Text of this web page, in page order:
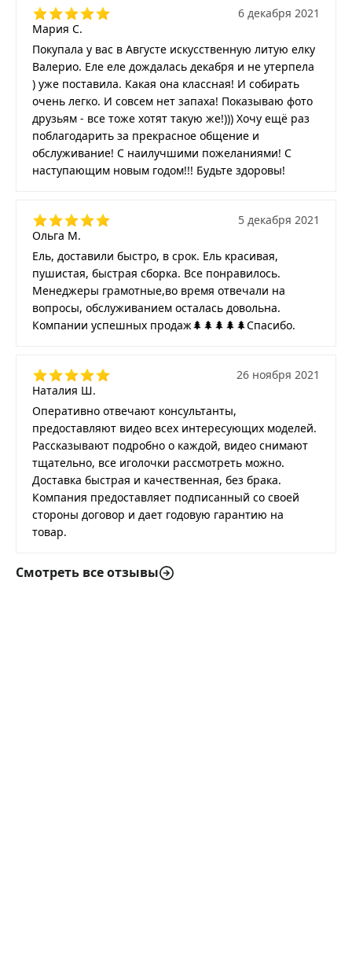
Мария С.
6 декабря 2021
Покупала у вас в Августе искусственную литую елку
Валерио. Еле еле дождалась декабря и не утерпела
) уже поставила. Какая она классная! И собирать
очень легко. И совсем нет запаха! Показываю фото
друзьям - все тоже хотят такую же!))) Хочу ещё раз
поблагодарить за прекрасное общение и
обслуживание! С наилучшими пожеланиями! С
наступающим новым годом!!! Будьте здоровы!
Ольга М.
5 декабря 2021
Ель, доставили быстро, в срок. Ель красивая,
пушистая, быстрая сборка. Все понравилось.
Менеджеры грамотные,во время отвечали на
вопросы, обслуживанием осталась довольна.
Компании успешных продаж🌲🌲🌲🌲🌲Спасибо.
Наталия Ш.
26 ноября 2021
Оперативно отвечают консультанты,
предоставляют видео всех интересующих моделей.
Рассказывают подробно о каждой, видео снимают
тщательно, все иголочки рассмотреть можно.
Доставка быстрая и качественная, без брака.
Компания предоставляет подписанный со своей
стороны договор и дает годовую гарантию на
товар.
Смотреть все отзывы